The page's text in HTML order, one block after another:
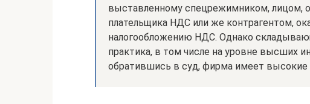
выставленному спецрежимником, лицом,
плательщика НДС или же контрагентом,
налогообложению НДС. Однако
практика, в том числе на уровне высших
обратившись в суд, фирма имеет